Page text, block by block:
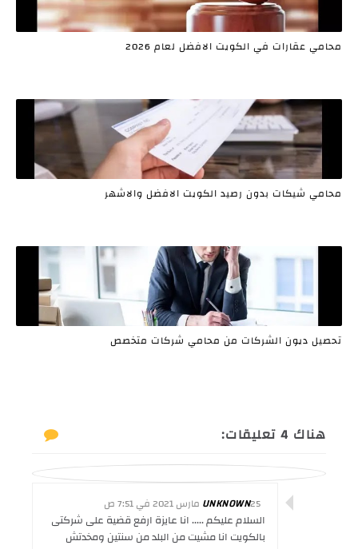
محامي عقارات في الكويت الافضل لعام 2026
محامي شيكات بدون رصيد الكويت الافضل والاشهر
تحصيل ديون الشركات من محامي شركات متخصص
هناك 4 تعليقات:
UNKNOWN25 مارس 2021 في 7:51 ص
السلام عليكم ..... انا عايزة ارفع قضية على شركتى
بالكويت انا مشيت من البلد من سنتين ومخدتش